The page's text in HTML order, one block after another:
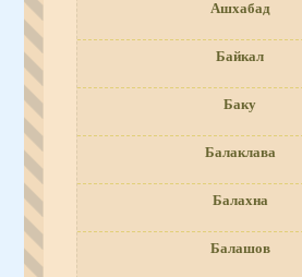
Ашхабад
Байкал
Баку
Балаклава
Балахна
Балашов